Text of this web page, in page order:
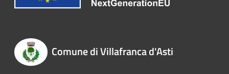
Comune di Villafranca d'Asti